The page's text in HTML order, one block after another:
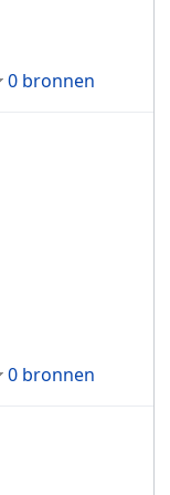
0 bronnen
0 bronnen